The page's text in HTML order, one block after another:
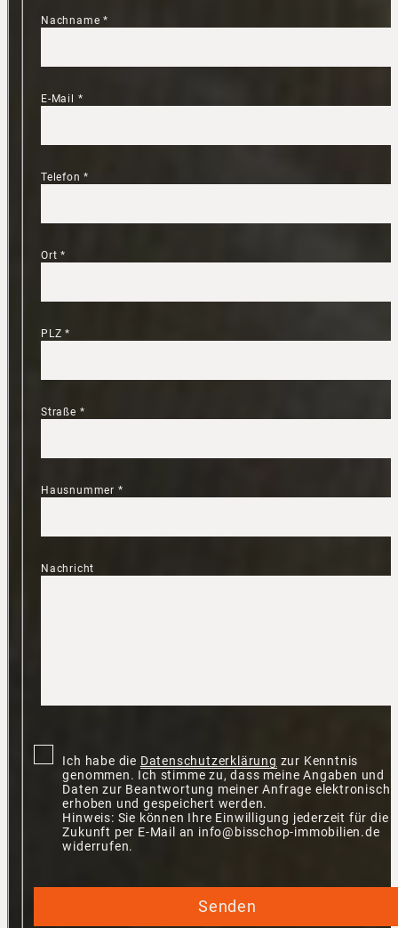
Nachname*
E-Mail *
Telefon*
Ort*
PLZ*
Straße *
Hausnummer *
Nachricht
Ich habe die Datenschutzerklärung zur Kenntnis
genommen. Ich stimme zu, dass meine Angaben und
Daten zur Beantwortung meiner Anfrage elektronisch
erhoben und gespeichert werden.
Hinweis: Sie können Ihre Einwilligung jederzeit für die
Zukunft per E-Mail an info@bisschop-immobilien.de
widerrufen.
Senden